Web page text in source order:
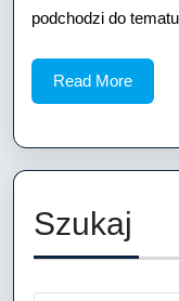
podchodzi do
Read MoreRead
More
Szukaj